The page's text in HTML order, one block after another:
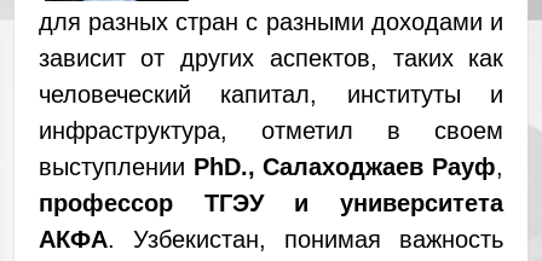
для разных стран с разными доходами и
зависит от других аспектов, таких как
человеческий капитал, институты и
инфраструктура, отметил в своем
выступлении PhD.,Салаходжаев Рауф,
профессор ТГЭУ и университета
АКФА. Узбекистан, понимая важность